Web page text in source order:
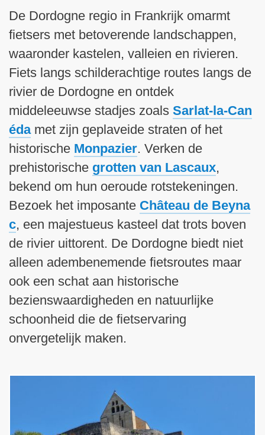
De Dordogne regio in Frankrijk omarmt
fietsers met betoverende landschappen,
waaronder kastelen, valleien en rivieren.
Fiets langs schilderachtige routes langs de
rivier de Dordogne en ontdek
middeleeuwse stadjes zoals Sarlat-la-Can
édamet zijn geplaveide straten of het
historische Monpazier. Verken de
prehistorische grotten van Lascaux,
bekend om hun oeroude rotstekeningen.
Bezoek het imposante Château de Beyna
c, een majestueus kasteel dat trots boven
de rivier uittorent. De Dordogne biedt niet
alleen adembenemende fietsroutes maar
ook een schat aan historische
bezienswaardigheden en natuurlijke
schoonheid die de fietservaring
onvergetelijk maken.